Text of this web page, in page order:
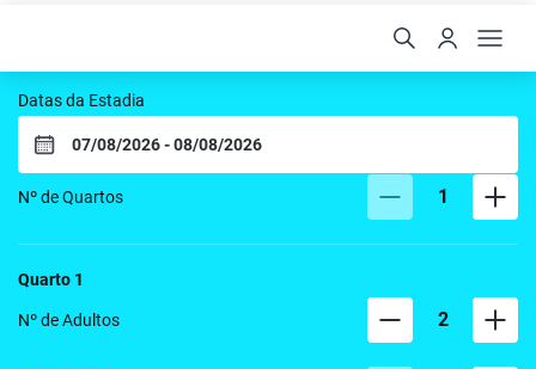
Pousada Marie Claire
Datas da Estadia
Nº de Quartos 1
Quarto 1
Nº de Adultos 2